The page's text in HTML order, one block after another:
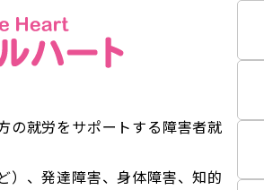
の就労をサポートする障害者就
）、発達障害、身体障害、知的